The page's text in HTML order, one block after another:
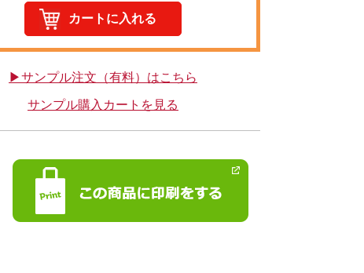
▶サンプル注文（有料）はこちら
サンプル購入カートを見る